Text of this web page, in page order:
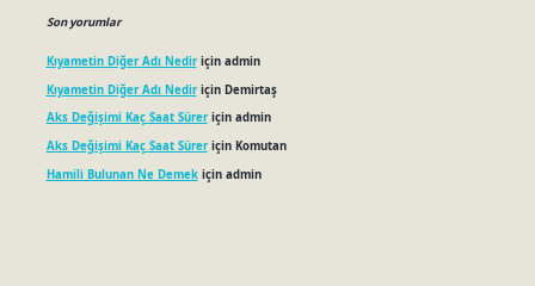
Son yorumlar
Kıyametin Diğer Adı Nediriçin admin
Kıyametin Diğer Adı Nediriçin Demirtaş
Aks Değişimi Kaç Saat Süreriçin admin
Aks Değişimi Kaç Saat Süreriçin Komutan
Hamili Bulunan Ne Demekiçin admin